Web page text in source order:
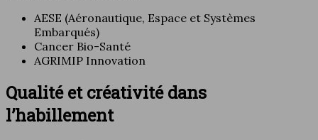
AESE (Aéronautique, Espace et Systèmes
Embarqués)
Cancer Bio-Santé
AGRIMIP Innovation
Qualité et créativité dans
l’habillement